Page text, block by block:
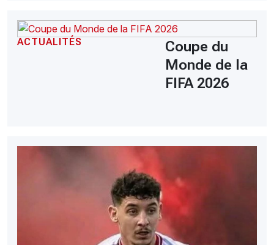
ACTUALITÉS
Coupe du
Monde de la
FIFA 2026